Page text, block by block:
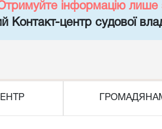
інформацію лише
Контакт-центр судової